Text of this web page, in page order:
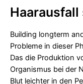
Building longterm
Probleme in dieser
Das die Produktion
Organismus bei der
Blut leichter in den